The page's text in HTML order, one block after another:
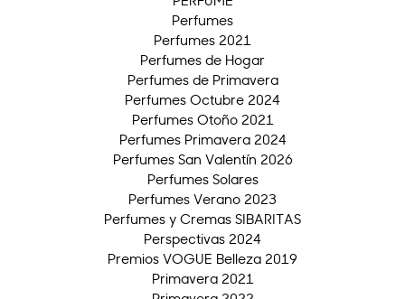
Perfumes
Perfumes 2021
Perfumes de Hogar
Perfumes de Primavera
Perfumes Octubre 2024
Perfumes Otoño 2021
Perfumes Primavera 2024
Perfumes San Valentín 2026
Perfumes Solares
Perfumes Verano 2023
Perfumes y Cremas SIBARITAS
Perspectivas 2024
Premios VOGUE Belleza 2019
Primavera 2021